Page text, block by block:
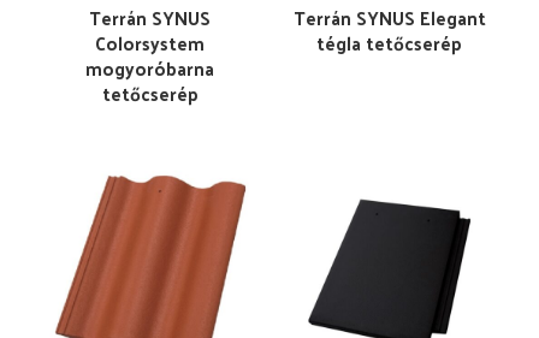
Terrán SYNUS
Colorsystem
mogyoróbarna
tetőcserép
Terrán SYNUS Elegant
tégla tetőcserép